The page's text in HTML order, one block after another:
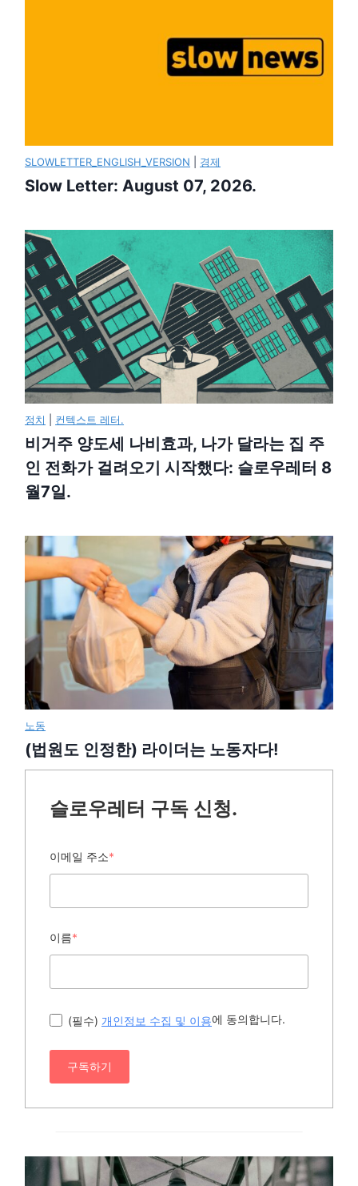
SLOWLETTER_ENGLISH_VERSION 경제
Slow Letter: August 07, 2026.
정치 컨텍스트 레터.
비거주 양도세 나비효과, 나가 달라는 집 주
인 전화가 걸려오기 시작했다: 슬로우레터 8
월7일.
노동
(법원도 인정한) 라이더는 노동자다!
슬로우레터 구독 신청.
이메일 주소*
이름*
(필수) 개인정보 수집 및 이용에 동의합니다.
구독하기